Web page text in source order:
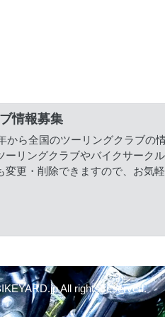
情報募集
から全国のツーリングクラブの
ーリングクラブやバイクサーク
変更・削除できますので、お気軽
All rights reserved.